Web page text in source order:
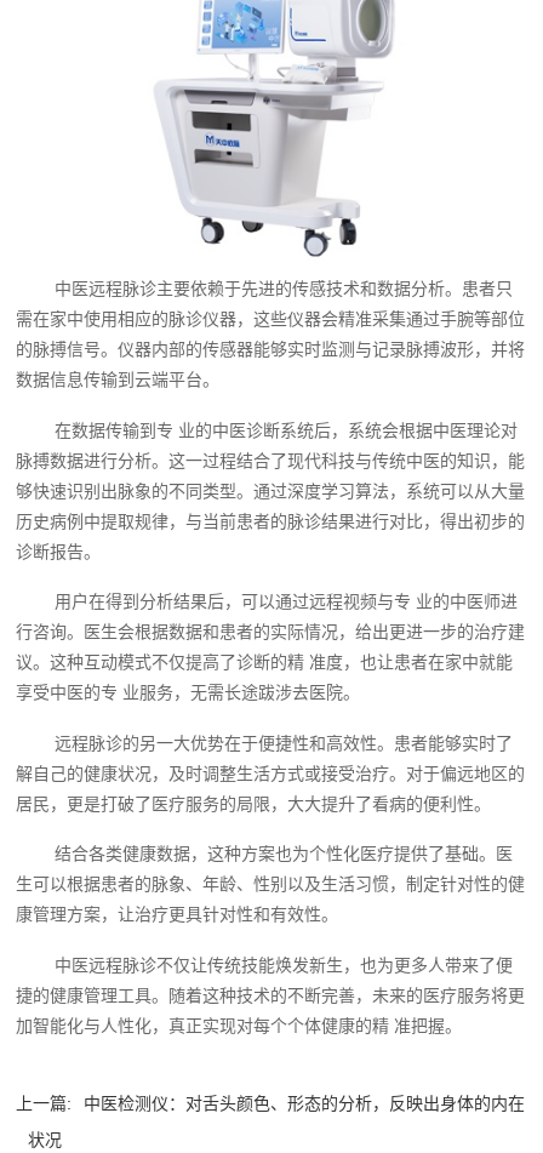
中医远程脉诊主要依赖于先进的传感技术和数据分析。患者只
需在家中使用相应的脉诊仪器，这些仪器会精准采集通过手腕等部位
的脉搏信号。仪器内部的传感器能够实时监测与记录脉搏波形，并将
数据信息传输到云端平台。
在数据传输到专 业的中医诊断系统后，系统会根据中医理论对
脉搏数据进行分析。这一过程结合了现代科技与传统中医的知识，能
够快速识别出脉象的不同类型。通过深度学习算法，系统可以从大量
历史病例中提取规律，与当前患者的脉诊结果进行对比，得出初步的
诊断报告。
用户在得到分析结果后，可以通过远程视频与专 业的中医师进
行咨询。医生会根据数据和患者的实际情况，给出更进一步的治疗建
议。这种互动模式不仅提高了诊断的精 准度，也让患者在家中就能
享受中医的专 业服务，无需长途跋涉去医院。
远程脉诊的另一大优势在于便捷性和高效性。患者能够实时了
解自己的健康状况，及时调整生活方式或接受治疗。对于偏远地区的
居民，更是打破了医疗服务的局限，大大提升了看病的便利性。
结合各类健康数据，这种方案也为个性化医疗提供了基础。医
生可以根据患者的脉象、年龄、性别以及生活习惯，制定针对性的健
康管理方案，让治疗更具针对性和有效性。
中医远程脉诊不仅让传统技能焕发新生，也为更多人带来了便
捷的健康管理工具。随着这种技术的不断完善，未来的医疗服务将更
加智能化与人性化，真正实现对每个个体健康的精 准把握。‍
上一篇:
中医检测仪：对舌头颜色、形态的分析，反映出身体的内在
状况